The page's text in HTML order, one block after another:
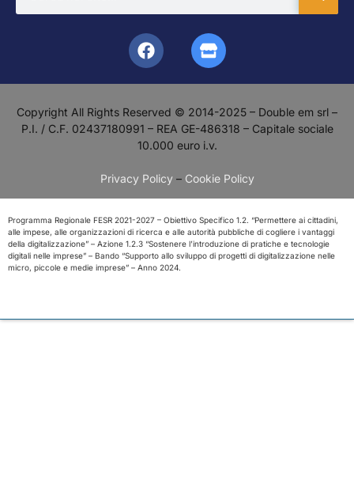
Copyright All Rights Reserved © 2014-2025 – Double em srl –
P.I. / C.F. 02437180991 – REA GE-486318 – Capitale sociale
10.000 euro i.v.
Privacy Policy– Cookie Policy
Programma Regionale FESR 2021-2027 – Obiettivo Specifico 1.2. “Permettere ai cittadini,
alle impese, alle organizzazioni di ricerca e alle autorità pubbliche di cogliere i vantaggi
della digitalizzazione” – Azione 1.2.3 “Sostenere l’introduzione di pratiche e tecnologie
digitali nelle imprese” – Bando “Supporto allo sviluppo di progetti di digitalizzazione nelle
micro, piccole e medie imprese” – Anno 2024.